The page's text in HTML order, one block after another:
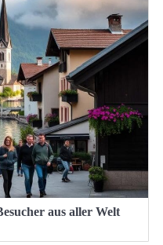
aus aller Welt